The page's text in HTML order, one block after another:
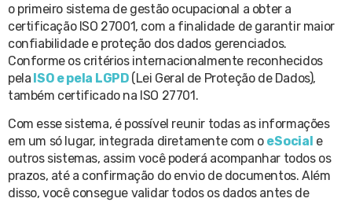
o primeiro sistema de gestão ocupacional a obter a
certificação ISO 27001, com a finalidade de garantir maior
confiabilidade e proteção dos dados gerenciados.
Conforme os critérios internacionalmente reconhecidos
pela ISO e pela LGPD (Lei Geral de Proteção de Dados),
também certificado na ISO 27701.
Com esse sistema, é possível reunir todas as informações
em um só lugar, integrada diretamente com o eSocial e
outros sistemas, assim você poderá acompanhar todos os
prazos, até a confirmação do envio de documentos. Além
disso, você consegue validar todos os dados antes de